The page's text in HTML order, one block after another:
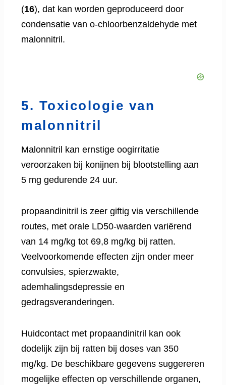
(16), dat kan worden geproduceerd door
condensatie van o-chloorbenzaldehyde met
malonnitril.
5. Toxicologie van
malonnitril
Malonnitril kan ernstige oogirritatie
veroorzaken bij konijnen bij blootstelling aan
5 mg gedurende 24 uur.
propaandinitril is zeer giftig via verschillende
routes, met orale LD50-waarden variërend
van 14 mg/kg tot 69,8 mg/kg bij ratten.
Veelvoorkomende effecten zijn onder meer
convulsies, spierzwakte,
ademhalingsdepressie en
gedragsveranderingen.
Huidcontact met propaandinitril kan ook
dodelijk zijn bij ratten bij doses van 350
mg/kg. De beschikbare gegevens suggereren
mogelijke effecten op verschillende organen,